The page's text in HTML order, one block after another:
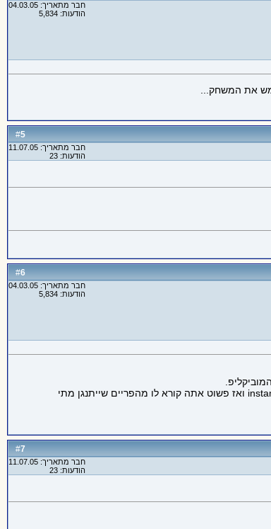
חבר מתאריך: 04.03.05
הודעות: 5,834
את המשחק...
#
5
חבר מתאריך: 11.07.05
הודעות: 23
#
6
חבר מתאריך: 04.03.05
הודעות: 5,834
ובקשר לשני אתה אמור לעשות מוביקליפ עם תזוזה של פה, בפריים הראשון שהוא לא יזוז ותשים שם פקודה לעצור ובאחרים שהוא כן יזוז, תן לו instance name ואז פשוט אתה קורא לו מהפריים שייתנגן מתי
#
7
חבר מתאריך: 11.07.05
הודעות: 23